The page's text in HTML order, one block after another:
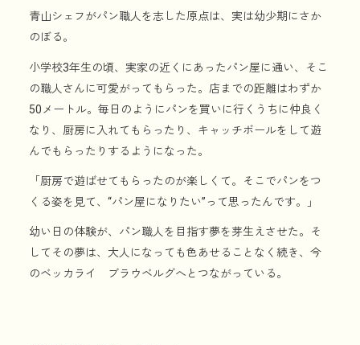
青山シェフがパン職人を志した原点は、実は幼少期にさか
のぼる。
小学校3年生の頃、実家の近くにあったパン屋に通い、そこ
の職人さんに可愛がってもらった。店までの距離はわずか
50メートル。毎日のようにパンを買いに行くうちに仲良く
なり、厨房に入れてもらったり、キャッチボールをして遊
んでもらったりするようになった。
「厨房で遊ばせてもらったのが楽しくて。そこでパンをつ
くる姿を見て、“パン屋になりたい”って思ったんです。」
幼い日の体験が、パン職人を目指す夢を芽生えさせた。そ
してその夢は、大人になっても色あせることなく続き、今
のベッカライ ブラウベルグへとつながっている。